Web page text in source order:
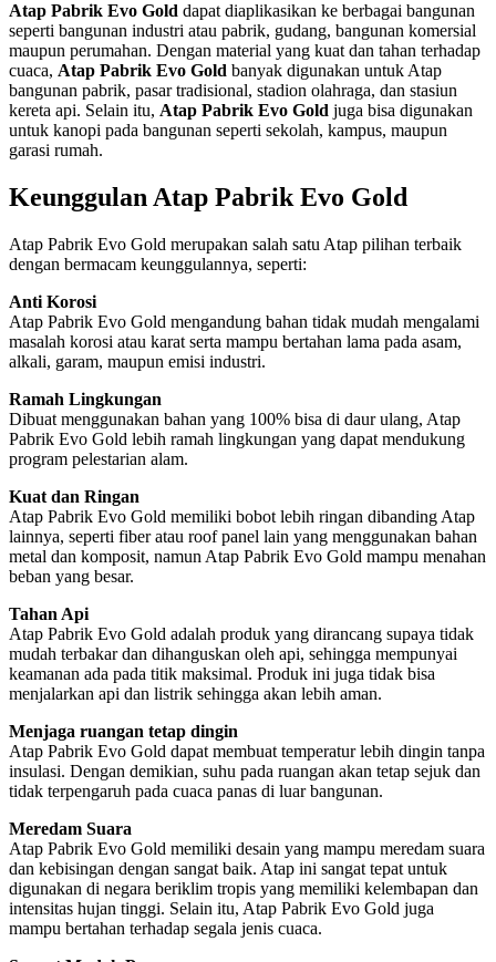
Atap Pabrik Evo Gold dapat diaplikasikan ke berbagai bangunan
seperti bangunan industri atau pabrik, gudang, bangunan komersial
maupun perumahan. Dengan material yang kuat dan tahan terhadap
cuaca, Atap Pabrik Evo Gold banyak digunakan untuk Atap
bangunan pabrik, pasar tradisional, stadion olahraga, dan stasiun
kereta api. Selain itu, Atap Pabrik Evo Gold juga bisa digunakan
untuk kanopi pada bangunan seperti sekolah, kampus, maupun
garasi rumah.
Keunggulan Atap Pabrik Evo Gold
Atap Pabrik Evo Gold merupakan salah satu Atap pilihan terbaik
dengan bermacam keunggulannya, seperti:
Anti Korosi
Atap Pabrik Evo Gold mengandung bahan tidak mudah mengalami
masalah korosi atau karat serta mampu bertahan lama pada asam,
alkali, garam, maupun emisi industri.
Ramah Lingkungan
Dibuat menggunakan bahan yang 100% bisa di daur ulang, Atap
Pabrik Evo Gold lebih ramah lingkungan yang dapat mendukung
program pelestarian alam.
Kuat dan Ringan
Atap Pabrik Evo Gold memiliki bobot lebih ringan dibanding Atap
lainnya, seperti fiber atau roof panel lain yang menggunakan bahan
metal dan komposit, namun Atap Pabrik Evo Gold mampu menahan
beban yang besar.
Tahan Api
Atap Pabrik Evo Gold adalah produk yang dirancang supaya tidak
mudah terbakar dan dihanguskan oleh api, sehingga mempunyai
keamanan ada pada titik maksimal. Produk ini juga tidak bisa
menjalarkan api dan listrik sehingga akan lebih aman.
Menjaga ruangan tetap dingin
Atap Pabrik Evo Gold dapat membuat temperatur lebih dingin tanpa
insulasi. Dengan demikian, suhu pada ruangan akan tetap sejuk dan
tidak terpengaruh pada cuaca panas di luar bangunan.
Meredam Suara
Atap Pabrik Evo Gold memiliki desain yang mampu meredam suara
dan kebisingan dengan sangat baik. Atap ini sangat tepat untuk
digunakan di negara beriklim tropis yang memiliki kelembapan dan
intensitas hujan tinggi. Selain itu, Atap Pabrik Evo Gold juga
mampu bertahan terhadap segala jenis cuaca.